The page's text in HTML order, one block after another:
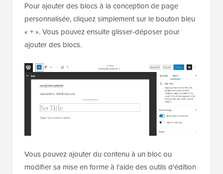
Pour ajouter des blocs à la conception de page
personnalisée, cliquez simplement sur le bouton bleu
« + ». Vous pouvez ensuite glisser-déposer pour
ajouter des blocs.
Vous pouvez ajouter du contenu à un bloc ou
modifier sa mise en forme à l'aide des outils d'édition